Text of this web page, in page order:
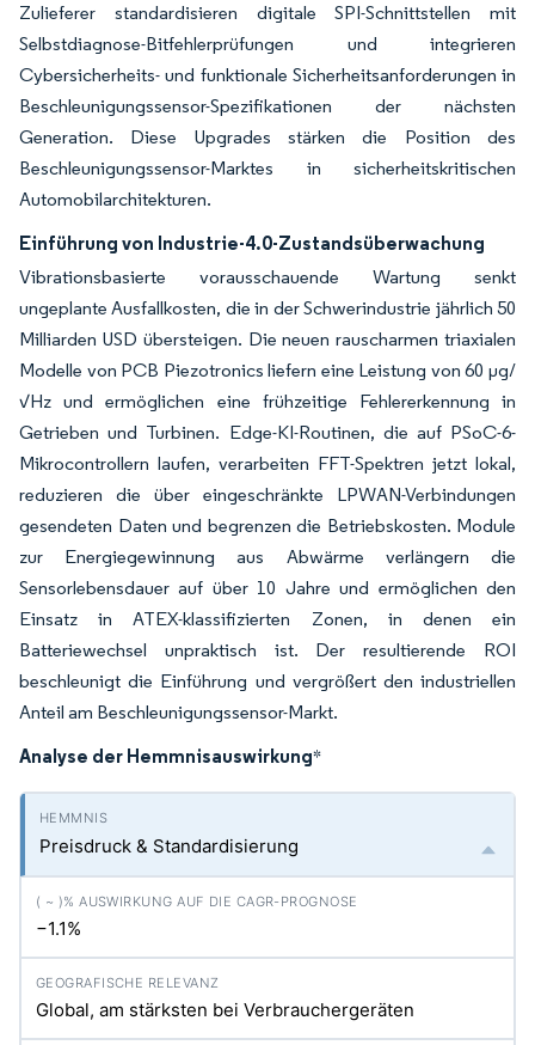
Zulieferer standardisieren digitale SPI-Schnittstellen mit
Selbstdiagnose-Bitfehlerprüfungen und integrieren
Cybersicherheits- und funktionale Sicherheitsanforderungen in
Beschleunigungssensor-Spezifikationen der nächsten
Generation. Diese Upgrades stärken die Position des
Beschleunigungssensor-Marktes in sicherheitskritischen
Automobilarchitekturen.
Einführung von Industrie-4.0-Zustandsüberwachung
Vibrationsbasierte vorausschauende Wartung senkt
ungeplante Ausfallkosten, die in der Schwerindustrie jährlich 50
Milliarden USD übersteigen. Die neuen rauscharmen triaxialen
Modelle von PCB Piezotronics liefern eine Leistung von 60 μg/
√Hz und ermöglichen eine frühzeitige Fehlererkennung in
Getrieben und Turbinen. Edge-KI-Routinen, die auf PSoC-6-
Mikrocontrollern laufen, verarbeiten FFT-Spektren jetzt lokal,
reduzieren die über eingeschränkte LPWAN-Verbindungen
gesendeten Daten und begrenzen die Betriebskosten. Module
zur Energiegewinnung aus Abwärme verlängern die
Sensorlebensdauer auf über 10 Jahre und ermöglichen den
Einsatz in ATEX-klassifizierten Zonen, in denen ein
Batteriewechsel unpraktisch ist. Der resultierende ROI
beschleunigt die Einführung und vergrößert den industriellen
Anteil am Beschleunigungssensor-Markt.
Analyse der Hemmnisauswirkung*
Preisdruck & Standardisierung
−1.1%
Global, am stärksten bei Verbrauchergeräten